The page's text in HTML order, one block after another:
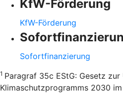
KfW-Förderung
KfW-Förderung
Sofortfinanzierung
1 Paragraf 35c EStG: Gesetz
Klimaschutzprogramms 2030